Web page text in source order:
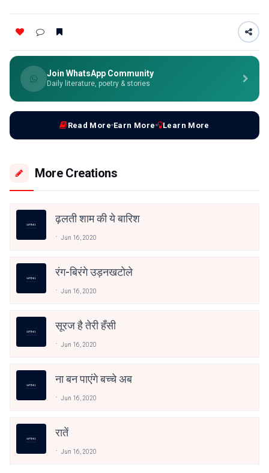
Join WhatsApp Community
Daily literature, poetry & stories
Read More Earn More Learn More
More Creations
ढ़लती शाम की ये बारिश
Jun 16, 2020
रंग-बिरंगे उड़नखटोले
Jun 16, 2020
सूरज है तेरी हँसी
Jun 16, 2020
ना बन पाएंगे बच्चे अब
Jun 16, 2020
रातें
Jun 16, 2020